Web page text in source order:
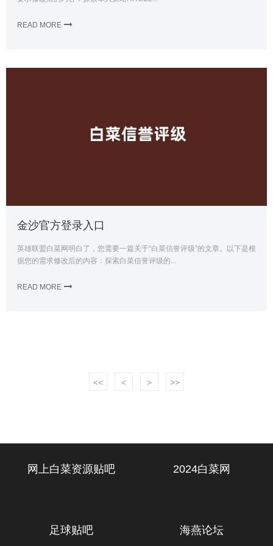
READ MORE
金沙官方登录入口
英雄联盟白菜网明白了，您需要一篇关于“白菜信誉评级”的文章。以下是根
据您的需求修改后的内容：探索白菜信誉评级的...
READ MORE
<< < > >>
网上白菜资源贴吧 2024白菜网
足球贴吧 海燕论坛